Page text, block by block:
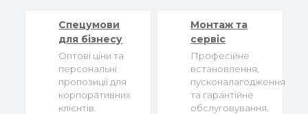
Спецумови
для бізнесу
Оптові ціни та
персональні
пропозиції для
корпоративних
клієнтів.
Монтаж та
сервіс
Професійне
встановлення,
пусконалагодження
та гарантійне
обслуговування.